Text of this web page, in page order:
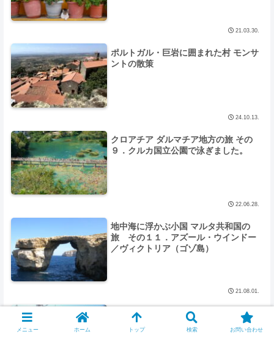
21.03.30.
ポルトガル・巨岩に囲まれた村 モンサ
ントの散策
24.10.13.
クロアチア ダルマチア地方の旅 その
９．クルカ国立公園で泳ぎました。
22.06.28.
地中海に浮かぶ小国 マルタ共和国の
旅 その１１．アズール・ウインドー
／ヴィクトリア（ゴゾ島）
21.08.01.
クロアチア ダルマチア地方の旅 その
６．第二のイビザと称されるズルチェ
メニュー ホーム トップ 検索 お問い合わせ